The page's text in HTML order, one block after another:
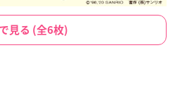
見る (全6枚)